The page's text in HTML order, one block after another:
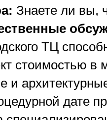
Знаете ли вы,
ТЦ
стоимостью в
и
дате